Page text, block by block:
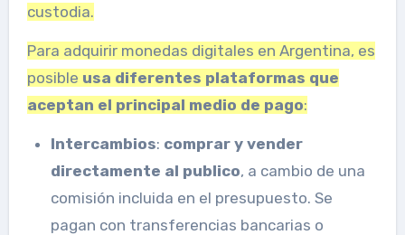
custodia.
Para adquirir monedas digitales en Argentina, es
posible usa diferentes plataformas que
aceptan el principal medio de pago:
Intercambios: comprar y vender
directamente al publico, a cambio de una
comisión incluida en el presupuesto. Se
pagan con transferencias bancarias o